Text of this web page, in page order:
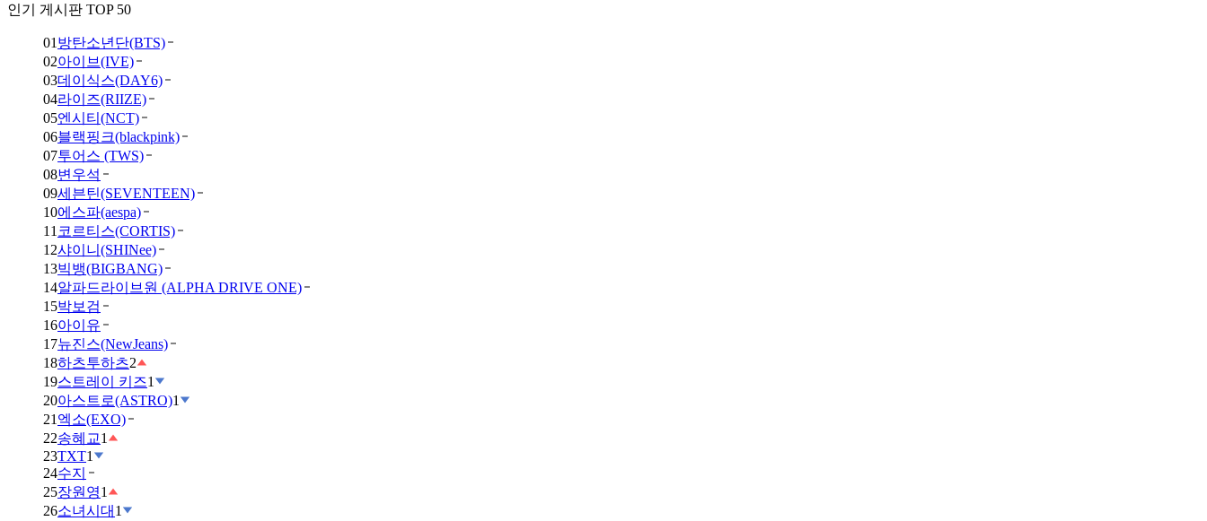
인기 게시판 TOP 50
01 방탄소년단(BTS)
02아이브(IVE)
03데이식스(DAY6)
04라이즈(RIIZE)
05엔시티(NCT)
06블랙핑크(blackpink)
07투어스 (TWS)
08변우석
09세븐틴(SEVENTEEN)
10에스파(aespa)
11 코르티스(CORTIS)
12샤이니(SHINee)
13빅뱅(BIGBANG)
14알파드라이브원 (ALPHA DRIVE ONE)
15박보검
16아이유
17뉴진스(NewJeans)
18하츠투하츠2
19스트레이 키즈1
20아스트로(ASTRO)1
21 엑소(EXO)
22송혜교1
23TXT1
24수지
25장원영1
26소녀시대 1